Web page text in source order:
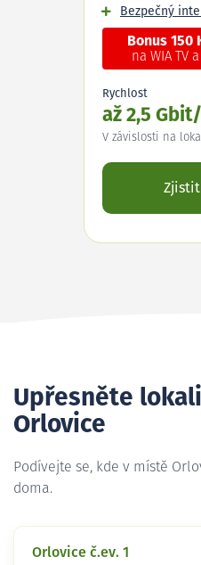
Bezpečný
Bonus 150
na WIA TV
Rychlost
až 2,5
V závislosti na
Zjistit
Upřesněte
Orlovice
Podívejte se, kde v místě
doma.
Orlovice č.ev. 1